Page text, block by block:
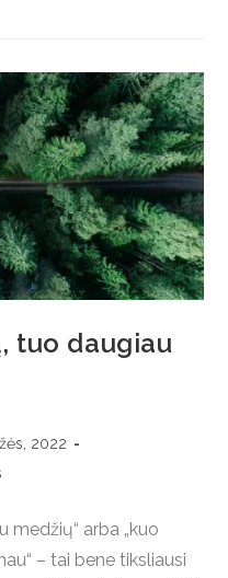
tuo daugiau
2022
medžių“ arba „kuo
– tai bene tiksliausi